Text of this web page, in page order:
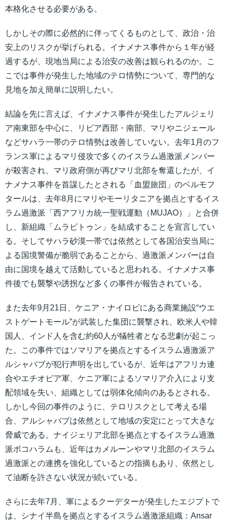
本格化させる必要がある。
しかしその際に必然的に伴ってくるものとして、政治・治
安上のリスクが挙げられる。イナメナス事件から１年が経
過するが、現地当局による治安の改善は観られるのか。こ
こでは事件が発生した地域のテロ情勢について、専門的な
見地を加え簡単に説明したい。
結論を先に言えば、イナメナス事件が発生したアルジェリ
ア南東部を中心に、リビア西部・南部、マリやニジェール
などサハラ一帯のテロ情勢は改善していない。去年1月のフ
ランス軍によるマリ侵攻で多くのイスラム過激派メンバー
が殺害され、マリ政府側が再びマリ北部を奪還したが、イ
ナメナス事件を首謀したとされる「血盟旅団」のベルモフ
タールは、去年8月にマリやモーリタニアを拠点とするイス
ラム過激派「西アフリカ統一聖戦運動（MUJAO）」と合併
し、新組織「ムラビトゥン」を結成することを宣言してい
る。そしてサハラ砂漠一帯では依然として各国治安当局に
よる国境警備が脆弱であることから、過激派メンバーは自
由に国境を越えて活動していると思われる。イナメナス事
件後でも襲撃や誘拐など多くの事件が報告されている。
また去年9月21日、ケニア・ナイロビにある商業施設“ウエ
ストゲートモール”が武装した集団に襲撃され、欧米人や韓
国人、インド人を含む約60人が犠牲者となる悲劇が起こっ
た。この事件ではソマリアを拠点とするイスラム過激派ア
ルシャバブが犯行声明を出しているが、近年はアフリカ連
合やエチオピア軍、ケニア軍によるソマリア介入により支
配領域を失い、組織としては弱体化傾向のあるとされる。
しかし今回の事件のように、テロリスクとして考える場
合、アルシャバブは依然として地域の安定にとって大きな
脅威である。ナイジェリア北部を拠点とするイスラム過激
派ボコハラムも、近年はカメルーンやマリ北部のイスラム
過激派との連携を強化しているとの指摘もあり、依然とし
て油断を許さない状況が続いている。
さらに去年7月、軍によるクーデターが発生したエジプトで
は、シナイ半島を拠点とするイスラム過激派組織：Ansar